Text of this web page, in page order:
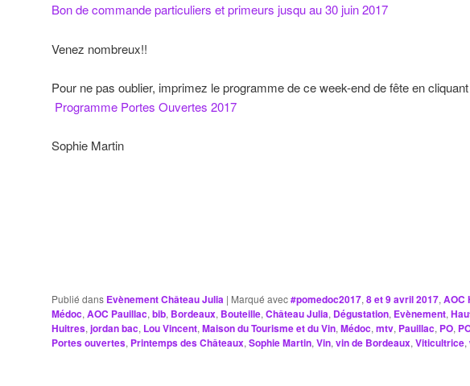
Bon de commande particuliers et primeurs jusqu au 30 juin 2017
Venez nombreux!!
Pour ne pas oublier, imprimez le programme de ce week-end de fête en
Programme Portes Ouvertes 2017
Sophie Martin
Publié dans Evènement Château Julia | Marqué avec#pomedoc2017, 8 et 9 avril 2017, AOC
Médoc, AOC Pauillac, bib, Bordeaux, Bouteille, Château Julia, Dégustation, Evènement,
Huitres, jordan bac, Lou Vincent, Maison du Tourisme et du Vin, Médoc, mtv, Pauillac, PO,
Portes ouvertes, Printemps des Châteaux, Sophie Martin, Vin, vin de Bordeaux, Viticultrice,